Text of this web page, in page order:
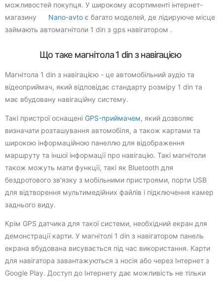
можливостей покупця. У широкому асортименті інтернет-
магазину Nano-avto є багато моделей, де лідируюче місце
займають автомагнітоли 1 din з gps навігатором .
Що таке магнітола 1 din з навігацією
Магнітола 1 din з навігацією - це автомобільний аудіо та
відеоприймач, який відповідає стандарту розміру 1 din та
має вбудовану навігаційну систему.
Такі пристрої оснащені GPS-приймачем, який дозволяє
визначати розташування автомобіля, а також картами та
широкою інформаційною панеллю для відображення
маршруту та іншої інформації про навігацію. Такі магнітоли
також можуть мати функції, такі як Bluetooth для
бездротового зв'язку з мобільними пристроями, порти USB
для відтворення мультимедійних файлів і підключення камер
заднього виду.
Крім GPS датчика для такої системи, необхідний екран для
демонстрації карти. У магнітолі 1 din з навігатором панель
екрана вбудована висувається під час використання. Карти
для навігатора завантажуються з носія або через Інтернет з
Google Play. Доступ до Інтернету дає можливість не тільки